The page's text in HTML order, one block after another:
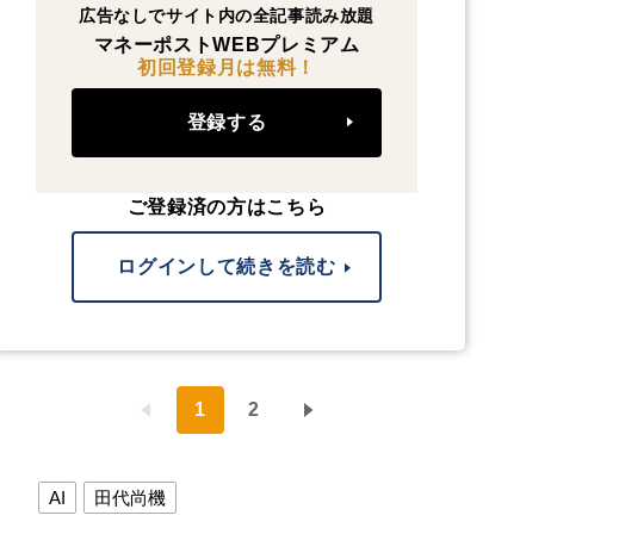
広告なしでサイト内の全記事読み放題
マネーポストWEBプレミアム
初回登録月は無料！
登録する
ご登録済の方はこちら
ログインして続きを読む
1 2
AI 田代尚機